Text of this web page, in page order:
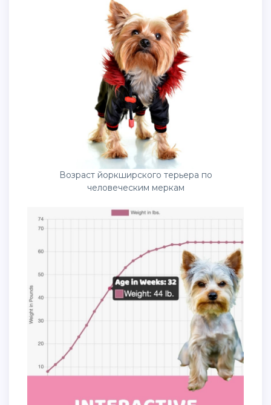
Возраст йоркширского терьера по
человеческим меркам